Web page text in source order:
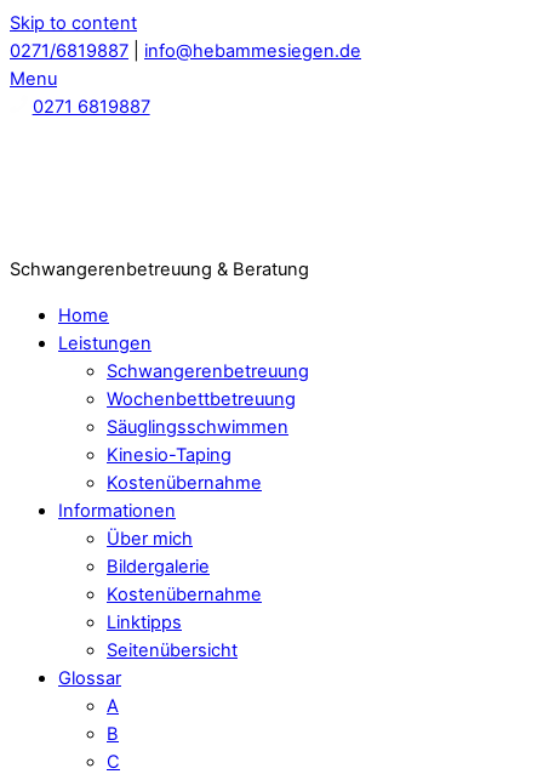
Skip to content
0271/6819887
info@hebammesiegen.de
Menu
0271 6819887
Schwangerenbetreuung & Beratung
Home
Leistungen
Schwangerenbetreuung
Wochenbettbetreuung
Säuglingsschwimmen
Kinesio-Taping
Kostenübernahme
Informationen
Über mich
Bildergalerie
Kostenübernahme
Linktipps
Seitenübersicht
Glossar
A
B
C